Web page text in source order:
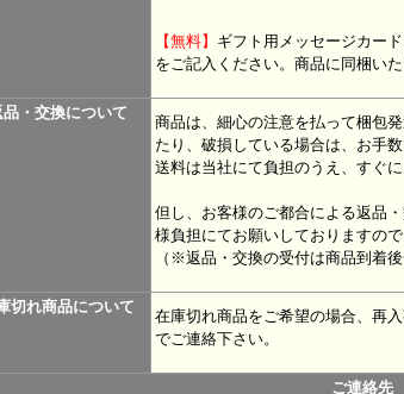
【無料】 ギフト用メッセージカー
をご記入ください。商品に同梱いた
品・交換について
商品は、細心の注意を払って梱包
たり、破損している場合は、お手
送料は当社にて負担のうえ、すぐ
但し、お客様のご都合による返品
様負担にてお願いしておりますの
（※返品・交換の受付は商品到着
切れ商品について
在庫切れ商品をご希望の場合、再
でご連絡下さい。
ご連絡先